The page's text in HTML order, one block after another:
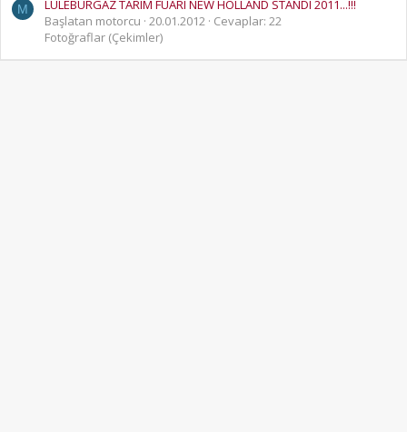
M
LÜLEBURGAZ TARIM FUARI NEW HOLLAND STANDI 2011...!!!
Başlatan motorcu
20.01.2012
Cevaplar: 22
Fotoğraflar (Çekimler)